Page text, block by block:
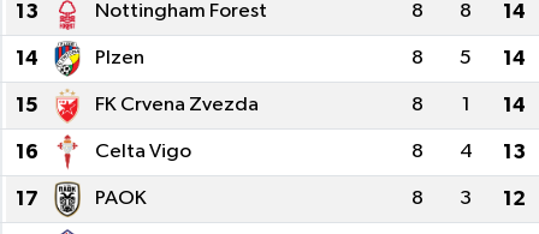
13 Nottingham Forest 8 8 14
14 Plzen 8 5 14
15 FK Crvena Zvezda 8 1 14
16 Celta Vigo 8 4 13
17 PAOK 8 3 12